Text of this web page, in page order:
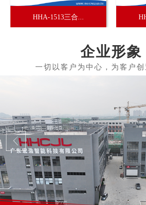
HHA-1513三合...
企业形象